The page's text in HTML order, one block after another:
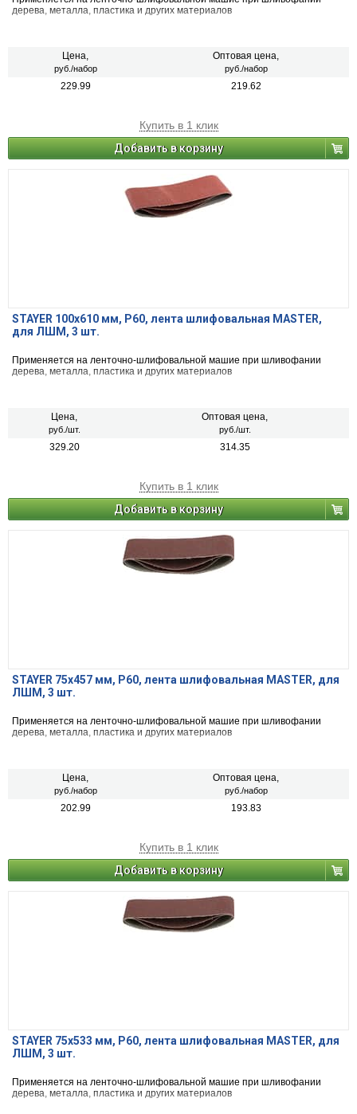
дерева, металла, пластика и других материалов
Цена,
руб./набор
Оптовая цена,
руб./набор
229.99 219.62
Купить в 1 клик
Добавить в корзину
STAYER 100х610 мм, P60, лента шлифовальная MASTER,
для ЛШМ, 3 шт.
Применяется на ленточно-шлифовальной машие при шливофании
дерева, металла, пластика и других материалов
Цена,
руб./шт.
Оптовая цена,
руб./шт.
329.20 314.35
Купить в 1 клик
Добавить в корзину
STAYER 75х457 мм, P60, лента шлифовальная MASTER, для
ЛШМ, 3 шт.
Применяется на ленточно-шлифовальной машие при шливофании
дерева, металла, пластика и других материалов
Цена,
руб./набор
Оптовая цена,
руб./набор
202.99 193.83
Купить в 1 клик
Добавить в корзину
STAYER 75х533 мм, P60, лента шлифовальная MASTER, для
ЛШМ, 3 шт.
Применяется на ленточно-шлифовальной машие при шливофании
дерева, металла, пластика и других материалов